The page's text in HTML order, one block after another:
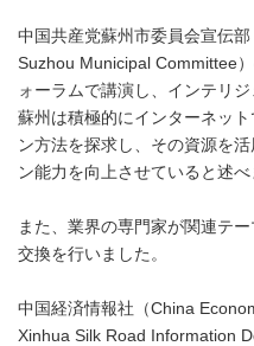
中国共産党蘇州市委員会宣伝
Suzhou Municipal Committee
ォーラムで講演し、インテリ
蘇州は積極的にインターネッ
ン方法を探求し、その資源を
ン能力を向上させていると述べ
また、業界の専門家が関連テ
交換を行いました。
中国経済情報社（China
Xinhua Silk Road Information